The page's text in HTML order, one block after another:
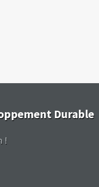
Durable
!